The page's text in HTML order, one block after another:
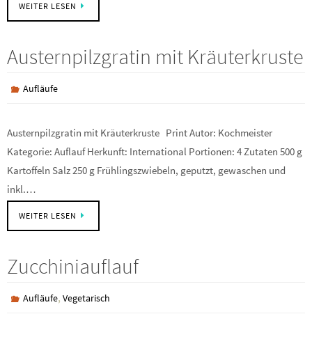
WEITER LESEN
Austernpilzgratin mit Kräuterkruste
Aufläufe
Austernpilzgratin mit Kräuterkruste Print Autor: Kochmeister
Kategorie: Auflauf Herkunft: International Portionen: 4 Zutaten 500 g
Kartoffeln Salz 250 g Frühlingszwiebeln, geputzt, gewaschen und
inkl.…
WEITER LESEN
Zucchiniauflauf
Aufläufe,Vegetarisch